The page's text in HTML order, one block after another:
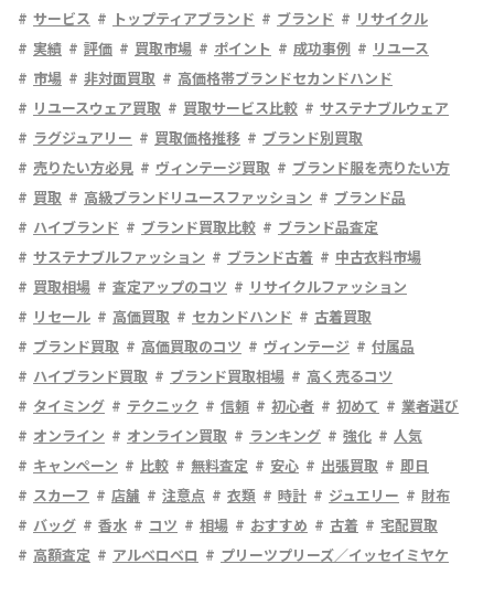
サービス
トップティアブランド ブランド
リサイクル
実績
評価 買取市場 ポイント 成功事例
リユース
市場
非対面買取
高価格帯ブランドセカンドハンド
リユースウェア買取
買取サービス比較
サステナブルウェア
ラグジュアリー
買取価格推移
ブランド別買取
売りたい方必見
ヴィンテージ買取
ブランド服を売りたい方
買取
高級ブランドリユースファッション
ブランド品
ハイブランド
ブランド買取比較
ブランド品査定
サステナブルファッション
ブランド古着
中古衣料市場
買取相場
査定アップのコツ
リサイクルファッション
リセール
高価買取 セカンドハンド
古着買取
ブランド買取
高価買取のコツ ヴィンテージ
付属品
ハイブランド買取
ブランド買取相場
高く売るコツ
タイミング
テクニック 信頼 初心者 初めて
業者選び
オンライン
オンライン買取 ランキング 強化
人気
キャンペーン
比較 無料査定 安心 出張買取
即日
スカーフ
店舗 注意点 衣類 時計 ジュエリー
財布
バッグ
香水 コツ 相場 おすすめ 古着
宅配買取
高額査定
アルベロベロ プリーツプリーズ／イッセイミヤケ